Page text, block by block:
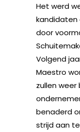
Het werd
kandidaten
door
Volgend
Maestro
zullen weer
benaderd
strijd aan